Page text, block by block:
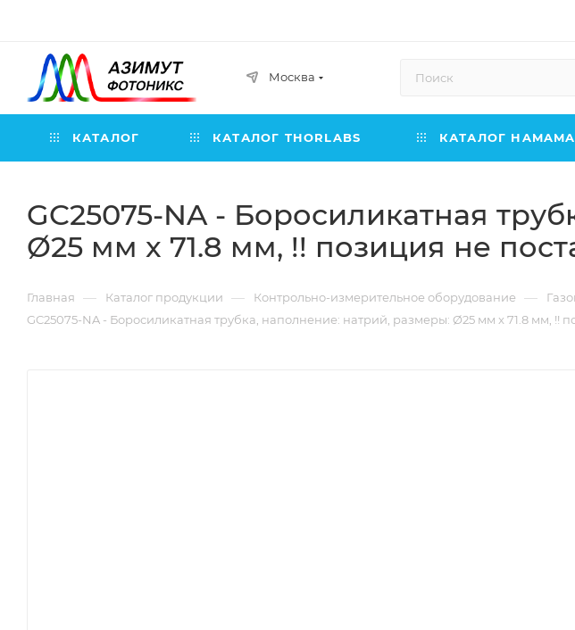
Москва
КАТАЛОГ КАТАЛОГ THORLABS КАТАЛОГ
GC25075-NA - Боросиликатная
Ø25 мм x 71.8 мм, !! позиция не
Главная — Каталог продукции — Контрольно-измерительное оборудование —
GC25075-NA - Боросиликатная трубка, наполнение: натрий, размеры: Ø25 мм x 71.8 мм, !!